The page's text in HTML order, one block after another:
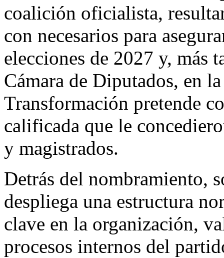
coalición oficialista,
con necesarios para
elecciones de 2027 y, más
Cámara de Diputados, en
Transformación pretende
calificada que le
y magistrados.
Detrás del nombramiento,
despliega una estructura
clave en la organización,
procesos internos del